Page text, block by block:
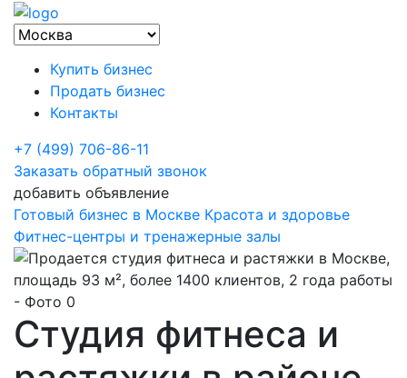
Купить бизнес
Продать бизнес
Контакты
+7 (499) 706-86-11
Заказать обратный звонок
добавить объявление
Готовый бизнес в Москве Красота и здоровье
Фитнес-центры и тренажерные залы
Студия фитнеса и